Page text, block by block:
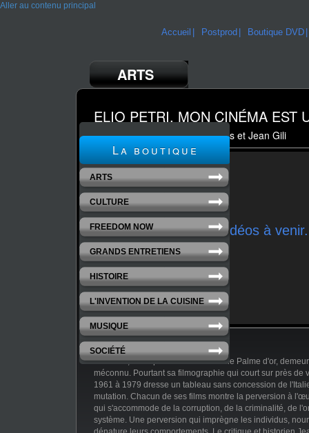
Aller au contenu principal
Accueil Postprod Boutique DVD
ARTS
ELIO PETRI, MON CINÉMA EST
un film de Jean-Baptiste Delpias et Jean Gili
Extraits vidéos à
Elio Petri, en dépit d'un oscar et d'une Palme d'or,
méconnu. Pourtant sa filmographie qui court sur près de
1961 à 1979 dresse un tableau sans concession de
mutation. Chacun de ses films montre la perversion à
qui s'accommode de la corruption, de la criminalité, de
système. Une perversion qui imprègne les individus,
La boutique
ARTS
CULTURE
FREEDOM NOW
GRANDS ENTRETIENS
HISTOIRE
L'INVENTION DE LA CUISINE
MUSIQUE
SOCIÉTÉ